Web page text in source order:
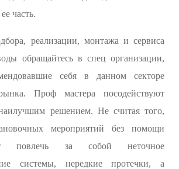
часть.
реализации, монтажа и сервиса
обращайтесь в спец организации,
себя в данном секторе
Проф мастера посодействуют
решением. Не считая того,
мероприятий без помощи
повлечь за собой неточное
системы, нередкие протечки, а